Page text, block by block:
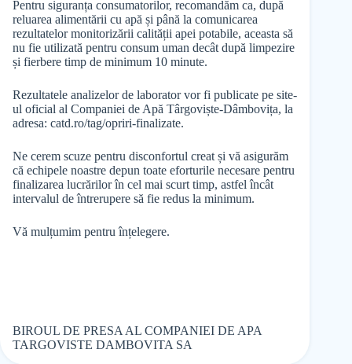
Pentru siguranța consumatorilor, recomandăm ca, după
reluarea alimentării cu apă și până la comunicarea
rezultatelor monitorizării calității apei potabile, aceasta să
nu fie utilizată pentru consum uman decât după limpezire
și fierbere timp de minimum 10 minute.
Rezultatele analizelor de laborator vor fi publicate pe site-
ul oficial al Companiei de Apă Târgoviște-Dâmbovița, la
adresa: catd.ro/tag/opriri-finalizate.
Ne cerem scuze pentru disconfortul creat și vă asigurăm
că echipele noastre depun toate eforturile necesare pentru
finalizarea lucrărilor în cel mai scurt timp, astfel încât
intervalul de întrerupere să fie redus la minimum.
Vă mulțumim pentru înțelegere.
BIROUL DE PRESA AL COMPANIEI DE APA
TARGOVISTE DAMBOVITA SA